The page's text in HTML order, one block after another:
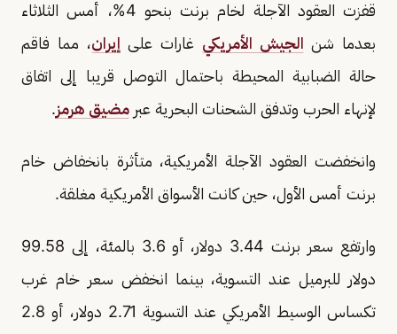
قفزت العقود الآجلة لخام برنت بنحو 4%، أمس الثلاثاء
بعدما شن الجيش الأمريكي غارات على إيران، مما فاقم
حالة الضبابية المحيطة باحتمال التوصل قريبا إلى اتفاق
لإنهاء الحرب وتدفق الشحنات البحرية عبر مضيق هرمز.
وانخفضت العقود الآجلة الأمريكية، متأثرة بانخفاض خام
برنت أمس الأول، حين كانت الأسواق الأمريكية مغلقة.
وارتفع سعر برنت 3.44 دولار، أو 3.6 بالمئة، إلى 99.58
دولار للبرميل عند التسوية، بينما انخفض سعر خام غرب
تكساس الوسيط الأمريكي عند التسوية 2.71 دولار، أو 2.8